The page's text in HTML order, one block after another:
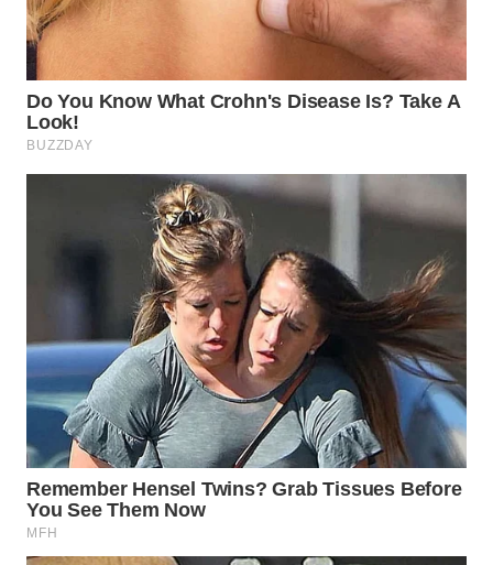
WN
LANGKAT
WN
TAPANULI
SELATAN
LESUNG
WN
SIMALUNGUN
WN
LABUHANBATU